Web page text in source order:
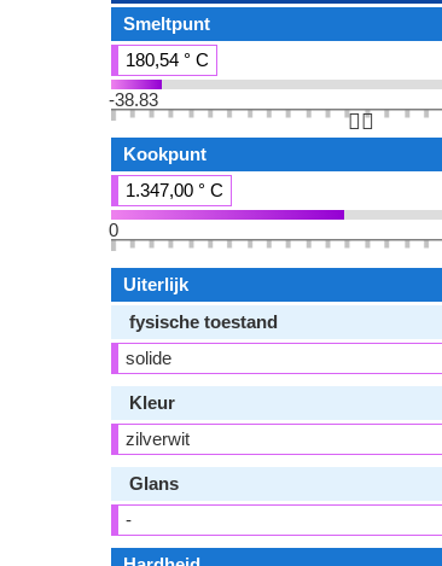
Smeltpunt
180,54 ° C
-38.83
👆🏻
Kookpunt
1.347,00 ° C
0
Uiterlijk
fysische toestand
solide
Kleur
zilverwit
Glans
-